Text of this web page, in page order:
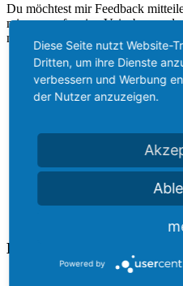
Du möchtest mir Feedback
mir was auf meine Voicebox und
nächsten Folge!
Links
Diese Seite nutzt Website-
Dritten, um ihre Dienste
verbessern und Werbung
der Nutzer anzuzeigen.
Powered by